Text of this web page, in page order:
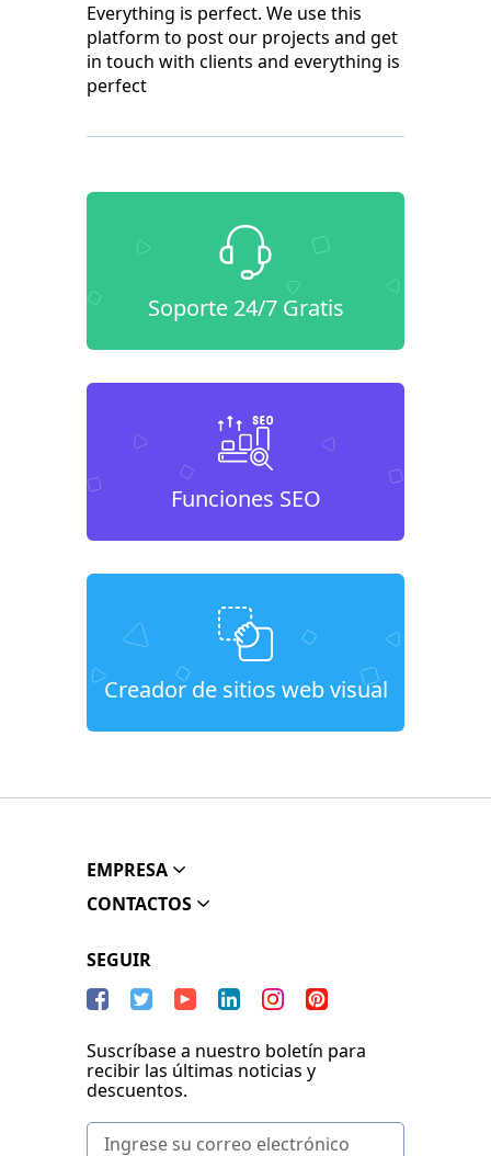
Everything is perfect. We use this
platform to post our projects and get
in touch with clients and everything is
perfect
Soporte 24/7 Gratis
Funciones SEO
Creador de sitios web visual
EMPRESA
CONTACTOS
SEGUIR
Suscríbase a nuestro boletín para
recibir las últimas noticias y
descuentos.